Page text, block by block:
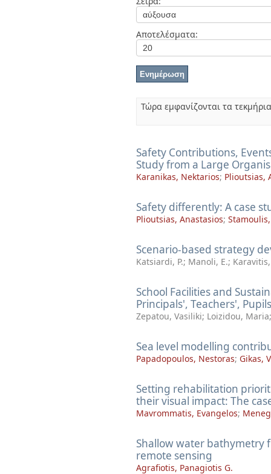
Αποτελέσματα:
Τώρα εμφανίζονται τα
Safety Contributions,
Study from a Large
Karanikas, Nektarios; Plioutsias,
Safety differently: A case
Plioutsias, Anastasios;
Scenario-based strategy
Katsiardi, P.; Manoli, E.;
School Facilities and
Principals', Teachers',
Zepatou, Vasiliki; Loizidou, Maria
Sea level modelling
Papadopoulos, Nestoras; Gikas,
Setting rehabilitation
their visual impact: The
Mavrommatis, Evangelos;
Shallow water bathymetry
remote sensing
Agrafiotis, Panagiotis G.